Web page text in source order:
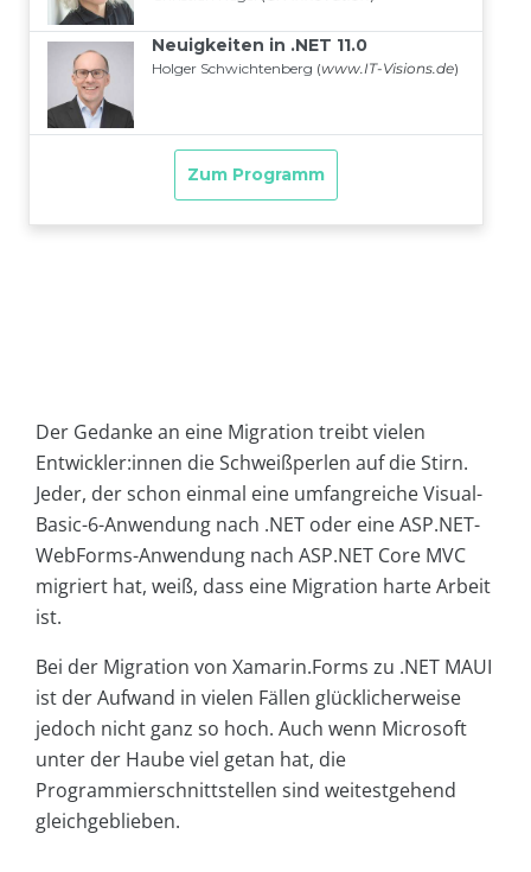
Der Gedanke an eine Migration treibt vielen
Entwickler:innen die Schweißperlen auf die Stirn.
Jeder, der schon einmal eine umfangreiche Visual-
Basic-6-Anwendung nach .NET oder eine ASP.NET-
WebForms-Anwendung nach ASP.NET Core MVC
migriert hat, weiß, dass eine Migration harte Arbeit
ist.
Bei der Migration von Xamarin.Forms zu .NET MAUI
ist der Aufwand in vielen Fällen glücklicherweise
jedoch nicht ganz so hoch. Auch wenn Microsoft
unter der Haube viel getan hat, die
Programmierschnittstellen sind weitestgehend
gleichgeblieben.